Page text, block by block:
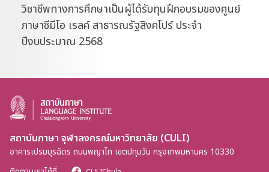
วิชาชีพทางการศึกษาเป็นผู้ได้รับทุนฝึกอบรมของศูนย์
ภาษาซีมีโอ เรลค์ สาธารณรัฐสิงคโปร์ ประจำ
ปีงบประมาณ 2568
สถาบันภาษา จุฬาลงกรณ์มหาวิทยาลัย (CULI)
อาคารเปรมบุรฉัตร ถนนพญาไท เขตปทุมวัน กรุงเทพมหานคร 10330